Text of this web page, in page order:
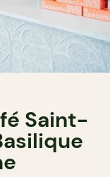
Saint-